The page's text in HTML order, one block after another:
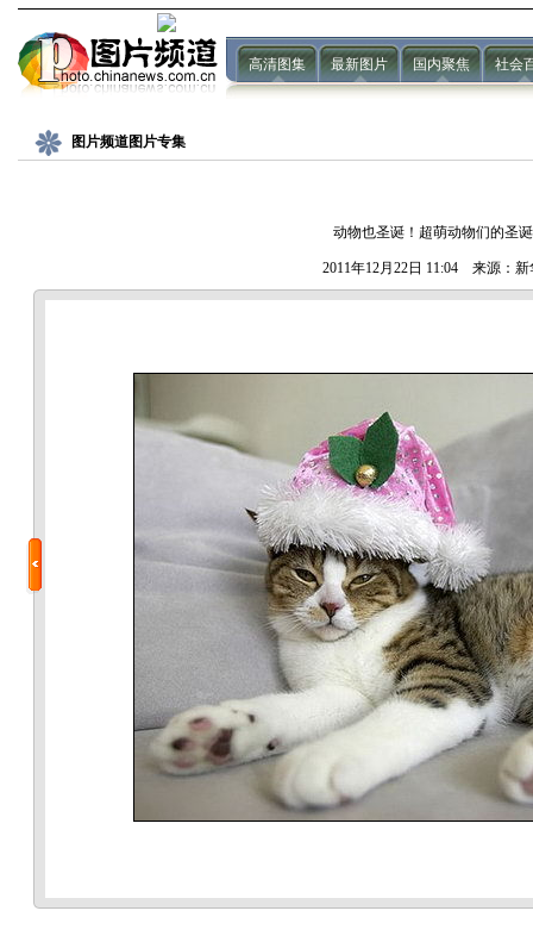
高清图集 最新图片 国内聚焦 社会
图片频道图片专集
动物也圣诞！超萌动物们的圣
2011年12月22日 11:04 来源：新